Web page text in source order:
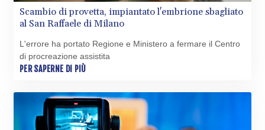
MAD 10.743067
4918.938878
MNT 4159.0218
MOP 9.314584
MRU 46.338424
Scambio di provetta, impiantato l'embrione sbagliato
al San Raffaele di Milano
L'errore ha portato Regione e Ministero a fermare il Centro
di procreazione assistita
PER SAPERNE DI PIÙ